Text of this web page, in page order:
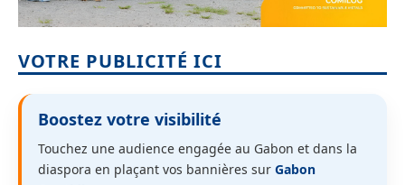
VOTRE PUBLICITÉ ICI
Boostez votre visibilité
Touchez une audience engagée au Gabon et dans la
diaspora en plaçant vos bannières sur Gabon